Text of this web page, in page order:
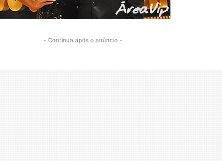
- Continua após o anúncio -